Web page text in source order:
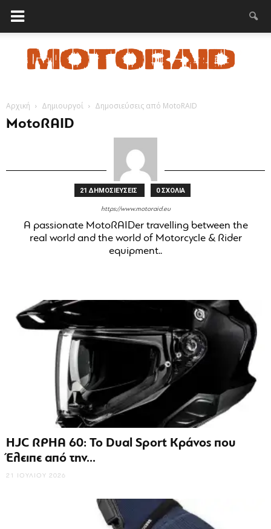
MotoRAID
Αρχική Δημιουργοί Δημοσιεύσεις από MotoRAID
MotoRAID
21 ΔΗΜΟΣΙΕΥΣΕΙΣ 0 ΣΧΟΛΙΑ
https://www.motoraid.eu
A passionate MotoRAIDer travelling between the
real world and the world of Motorcycle & Rider
equipment..
HJC RPHA 60: Το Dual Sport Κράνος που
Έλειπε από την...
21 ΙΟΥΛΊΟΥ 2026